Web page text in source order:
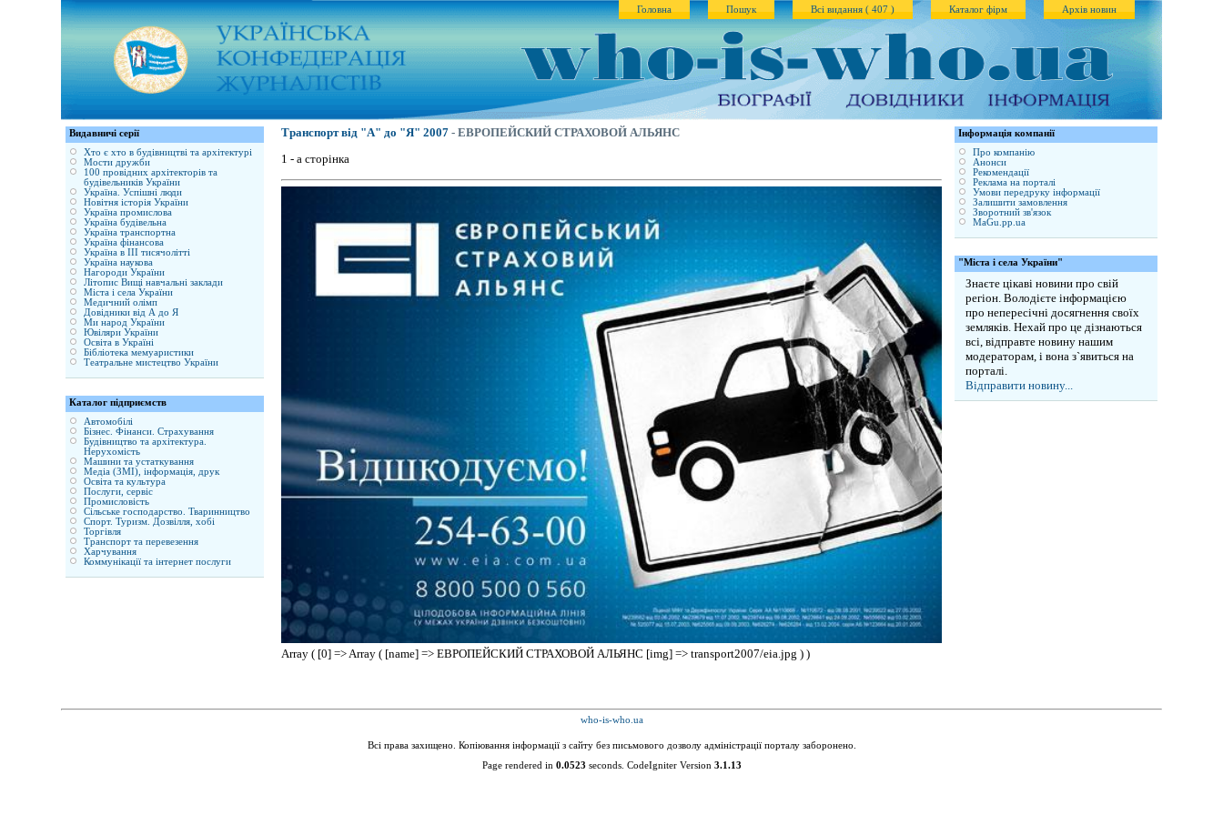
Архів новин
Каталог фірм
Всі видання ( 407 )
Пошук
Головна
Транспорт від "А" до "Я" 2007 - ЕВРОПЕЙСКИЙ СТРАХОВОЙ АЛЬЯНС
1 - а сторінка
Array ( [0] => Array ( [name] => ЕВРОПЕЙСКИЙ СТРАХОВОЙ АЛЬЯНС [img] => transport2007/eia.jpg ) )
Iнформація компанії
Про компанію
Анонси
Рекомендації
Реклама на порталі
Умови передруку інформації
Залишити замовлення
Зворотний зв'язок
MaGu.pp.ua
"Міста і села України"
Знаєте цікаві новини про свій
регіон. Володієте інформацією
про непересічні досягнення своїх
земляків. Нехай про це дізнаються
всі, відправте новину нашим
модераторам, і вона з`явиться на
порталі.
Відправити новину...
Видавничі серії
Хто є хто в будівництві та архітектурі
Мости дружби
100 провідних архітекторів та
будівельників України
Україна. Успішні люди
Новітня історія України
Україна промислова
Україна будівельна
Україна транспортна
Україна фінансова
Україна в ІІІ тисячолітті
Україна наукова
Нагороди України
Літопис Вищі навчальні заклади
Міста і села України
Медичний олімп
Довідники від А до Я
Ми народ України
Ювіляри України
Освіта в Україні
Бібліотека мемуаристики
Театральне мистецтво України
Каталог підприємств
Автомобілі
Бізнес. Фінанси. Страхування
Будівництво та архітектура.
Нерухомість
Машини та устаткування
Медіа (ЗМІ), інформація, друк
Освіта та культура
Послуги, сервіс
Промисловість
Сільське господарство. Тваринництво
Спорт. Туризм. Дозвілля, хобі
Торгівля
Транспорт та перевезення
Харчування
Коммунікації та інтернет послуги
who-is-who.ua
Всі права захищено. Копіювання інформації з сайту без письмового дозволу адміністрації порталу заборонено.
Page rendered in 0.0523 seconds. CodeIgniter Version 3.1.13